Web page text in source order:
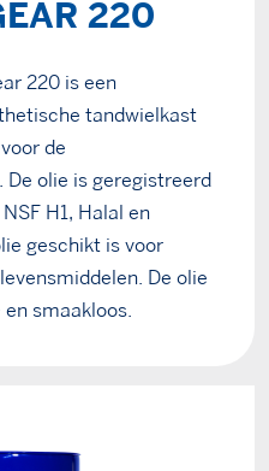
220
220 is een
tandwielkast
de
De olie is geregistreerd
H1, Halal en
geschikt is voor
De olie
en smaakloos.